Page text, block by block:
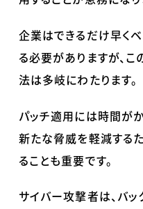
企業はできるだけ早く
る必要がありますが、
法は多岐にわたります。
パッチ適用には時間がか
新たな脅威を軽減する
ることも重要です。
サイバー攻撃者は、バ